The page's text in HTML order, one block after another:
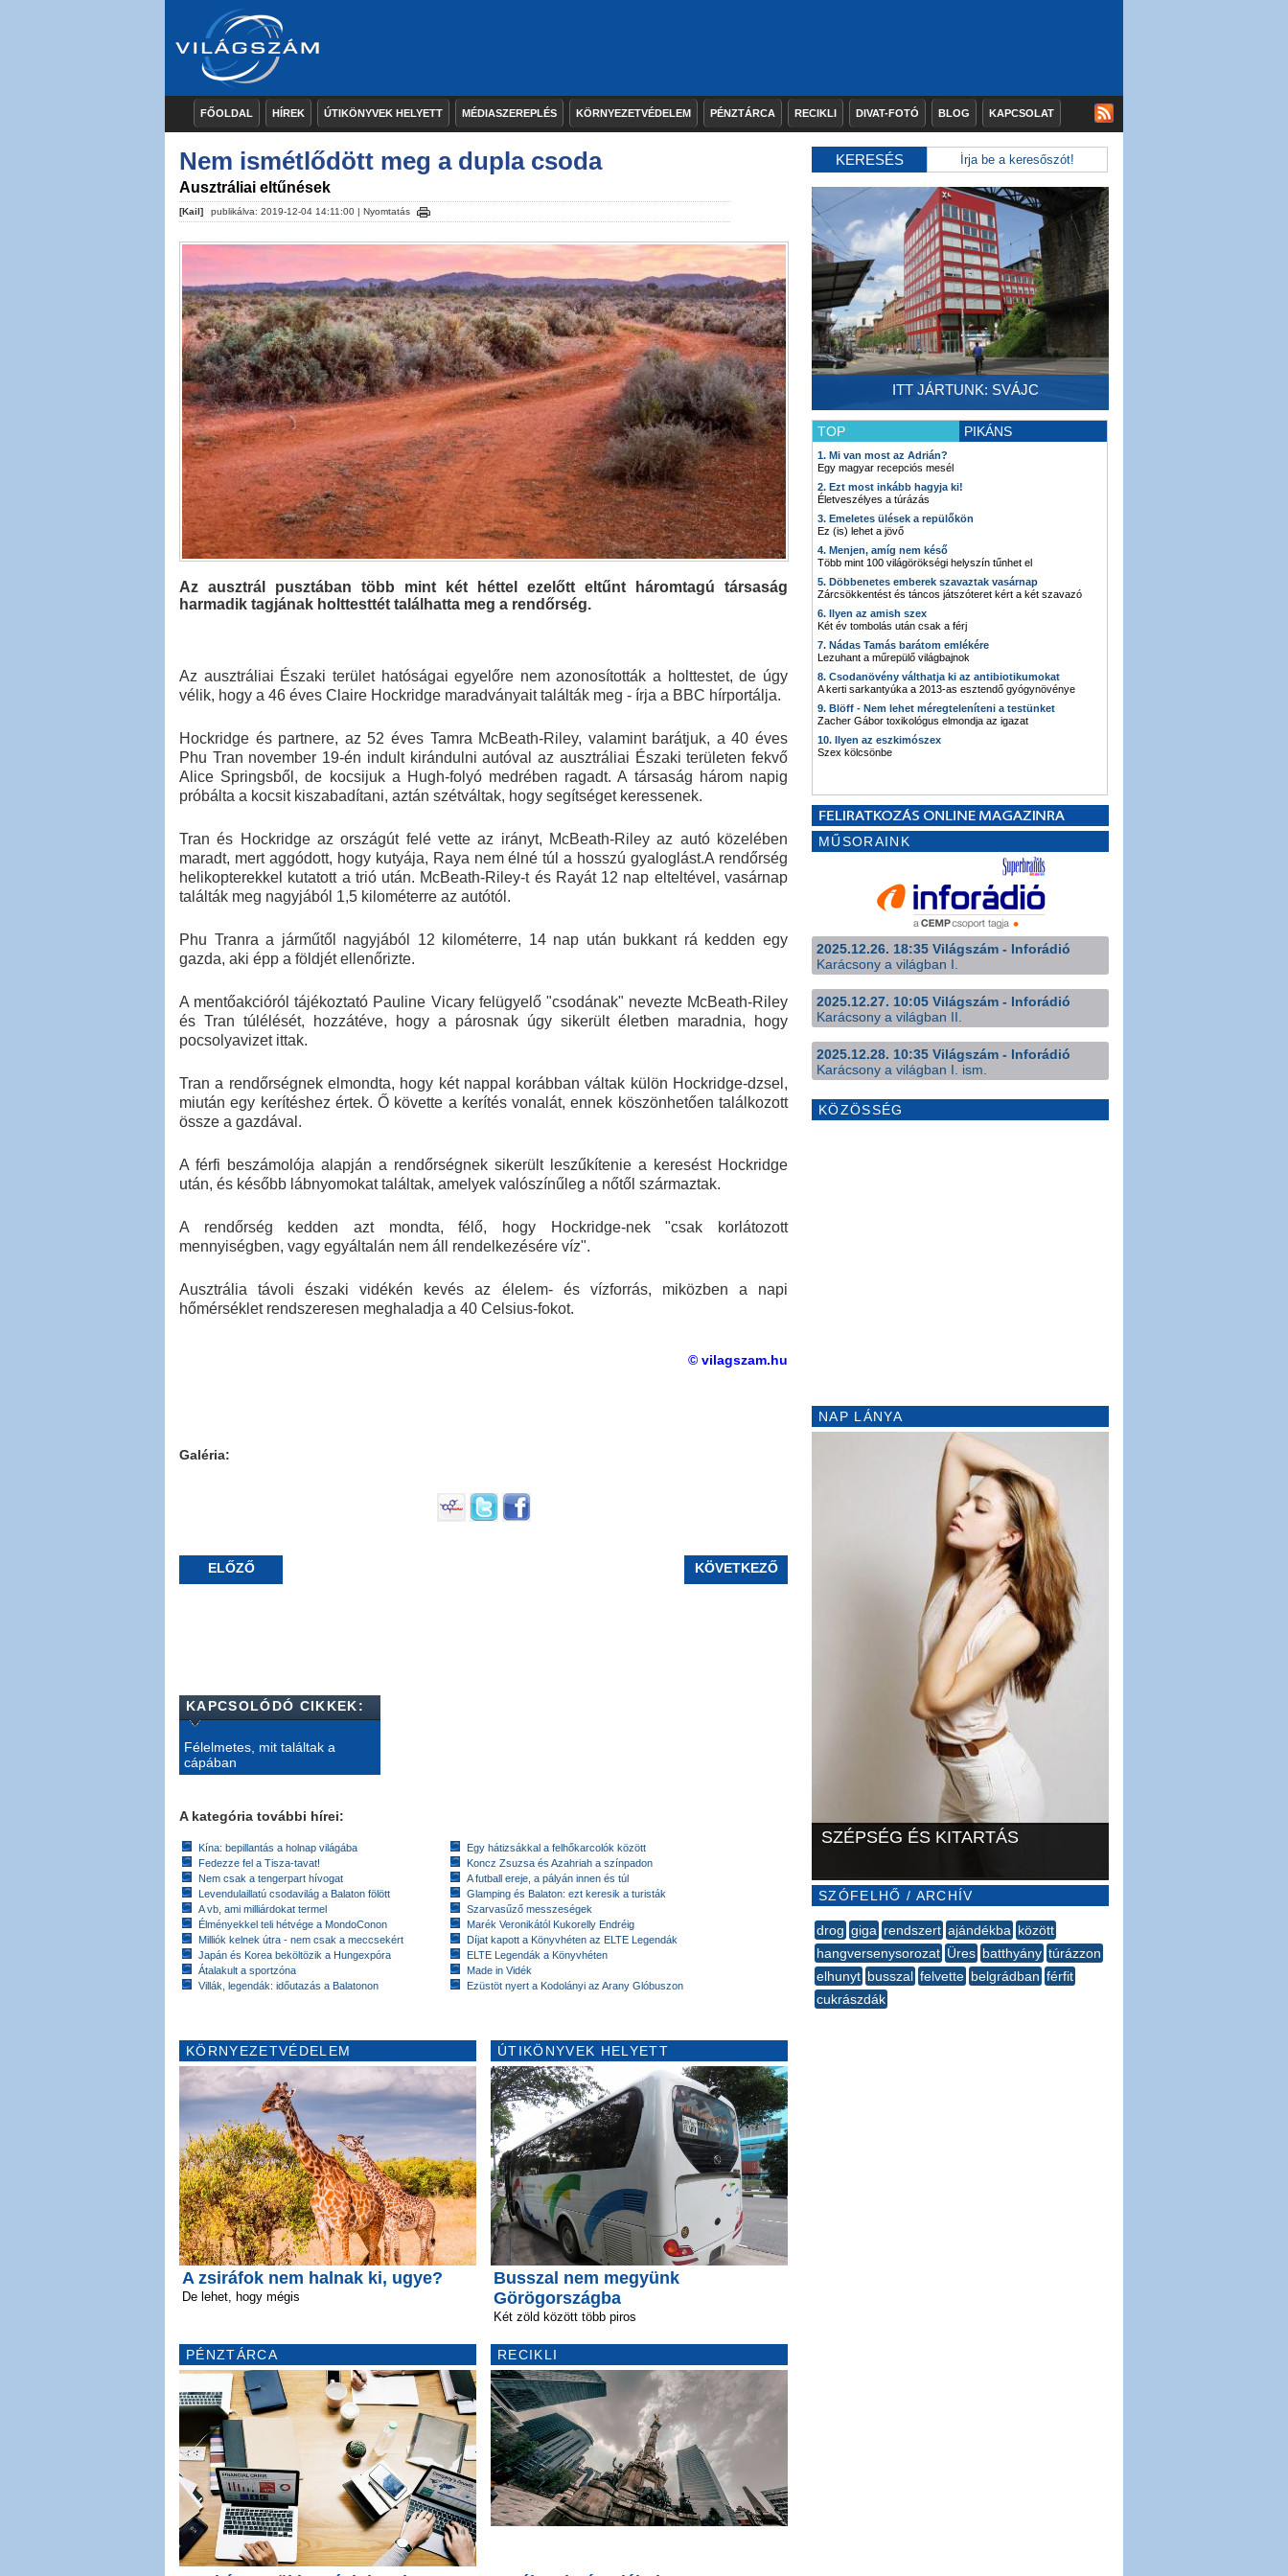
FŐOLDAL HÍREK ÚTIKÖNYVEK HELYETT MÉDIASZEREPLÉS KÖRNYEZETVÉDELEM PÉNZTÁRCA RECIKLI DIVAT-FOTÓ BLOG KAPCSOLAT
Nem ismétlődött meg a dupla csoda
Ausztráliai eltűnések
[Kail] publikálva: 2019-12-04 14:11:00 | Nyomtatás
Az ausztrál pusztában több mint két héttel ezelőtt eltűnt háromtagú társaság
harmadik tagjának holttesttét találhatta meg a rendőrség.
Az ausztráliai Északi terület hatóságai egyelőre nem azonosították a holttestet, de úgy
vélik, hogy a 46 éves Claire Hockridge maradványait találták meg - írja a BBC hírportálja.
Hockridge és partnere, az 52 éves Tamra McBeath-Riley, valamint barátjuk, a 40 éves
Phu Tran november 19-én indult kirándulni autóval az ausztráliai Északi területen fekvő
Alice Springsből, de kocsijuk a Hugh-folyó medrében ragadt. A társaság három napig
próbálta a kocsit kiszabadítani, aztán szétváltak, hogy segítséget keressenek.
Tran és Hockridge az országút felé vette az irányt, McBeath-Riley az autó közelében
maradt, mert aggódott, hogy kutyája, Raya nem élné túl a hosszú gyaloglást.A rendőrség
helikopterekkel kutatott a trió után. McBeath-Riley-t és Rayát 12 nap elteltével, vasárnap
találták meg nagyjából 1,5 kilométerre az autótól.
Phu Tranra a járműtől nagyjából 12 kilométerre, 14 nap után bukkant rá kedden egy
gazda, aki épp a földjét ellenőrizte.
A mentőakcióról tájékoztató Pauline Vicary felügyelő "csodának" nevezte McBeath-Riley
és Tran túlélését, hozzátéve, hogy a párosnak úgy sikerült életben maradnia, hogy
pocsolyavizet ittak.
Tran a rendőrségnek elmondta, hogy két nappal korábban váltak külön Hockridge-dzsel,
miután egy kerítéshez értek. Ő követte a kerítés vonalát, ennek köszönhetően találkozott
össze a gazdával.
A férfi beszámolója alapján a rendőrségnek sikerült leszűkítenie a keresést Hockridge
után, és később lábnyomokat találtak, amelyek valószínűleg a nőtől származtak.
A rendőrség kedden azt mondta, félő, hogy Hockridge-nek "csak korlátozott
mennyiségben, vagy egyáltalán nem áll rendelkezésére víz".
Ausztrália távoli északi vidékén kevés az élelem- és vízforrás, miközben a napi
hőmérséklet rendszeresen meghaladja a 40 Celsius-fokot.
© vilagszam.hu
Galéria:
ELŐZŐ KÖVETKEZŐ
KAPCSOLÓDÓ CIKKEK:
Félelmetes, mit találtak a
cápában
A kategória további hírei:
Kína: bepillantás a holnap világába
Fedezze fel a Tisza-tavat!
Nem csak a tengerpart hívogat
Levendulaillatú csodavilág a Balaton fölött
A vb, ami milliárdokat termel
Élményekkel teli hétvége a MondoConon
Milliók kelnek útra - nem csak a meccsekért
Japán és Korea beköltözik a Hungexpóra
Átalakult a sportzóna
Villák, legendák: időutazás a Balatonon
Egy hátizsákkal a felhőkarcolók között
Koncz Zsuzsa és Azahriah a színpadon
A futball ereje, a pályán innen és túl
Glamping és Balaton: ezt keresik a turisták
Szarvasűző messzeségek
Marék Veronikától Kukorelly Endréig
Díjat kapott a Könyvhéten az ELTE Legendák
ELTE Legendák a Könyvhéten
Made in Vidék
Ezüstöt nyert a Kodolányi az Arany Glóbuszon
KÖRNYEZETVÉDELEM
A zsiráfok nem halnak ki, ugye?
De lehet, hogy mégis
PÉNZTÁRCA
ÚTIKÖNYVEK HELYETT
Busszal nem megyünk
Görögországba
Két zöld között több piros
RECIKLI
KERESÉS
ITT JÁRTUNK: SVÁJC
TOP PIKÁNS
1. Mi van most az Adrián?
Egy magyar recepciós mesél
2. Ezt most inkább hagyja ki!
Életveszélyes a túrázás
3. Emeletes ülések a repülőkön
Ez (is) lehet a jövő
4. Menjen, amíg nem késő
Több mint 100 világörökségi helyszín tűnhet el
5. Döbbenetes emberek szavaztak vasárnap
Zárcsökkentést és táncos játszóteret kért a két szavazó
6. Ilyen az amish szex
Két év tombolás után csak a férj
7. Nádas Tamás barátom emlékére
Lezuhant a műrepülő világbajnok
8. Csodanövény válthatja ki az antibiotikumokat
A kerti sarkantyúka a 2013-as esztendő gyógynövénye
9. Blöff - Nem lehet méregteleníteni a testünket
Zacher Gábor toxikológus elmondja az igazat
10. Ilyen az eszkimószex
Szex kölcsönbe
MŰSORAINK
2025.12.26. 18:35 Világszám - Inforádió
Karácsony a világban I.
2025.12.27. 10:05 Világszám - Inforádió
Karácsony a világban II.
2025.12.28. 10:35 Világszám - Inforádió
Karácsony a világban I. ism.
KÖZÖSSÉG
NAP LÁNYA
SZÉPSÉG ÉS KITARTÁS
SZÓFELHŐ / ARCHÍV
drog giga rendszert ajándékba között
hangversenysorozat Üres batthyány túrázzon
elhunyt busszal felvette belgrádban férfit
cukrászdák